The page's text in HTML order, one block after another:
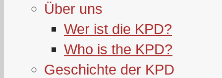
Über uns
Wer ist die KPD?
Who is the KPD?
Geschichte der KPD